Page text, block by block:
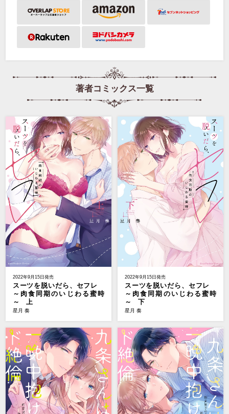
著者コミックス一覧
2022年9月15日発売
スーツを脱いだら、セフレ
～肉食同期のいじわる蜜時
～ 上
星月 奏
2022年9月15日発売
スーツを脱いだら、セフレ
～肉食同期のいじわる蜜時
～ 下
星月 奏